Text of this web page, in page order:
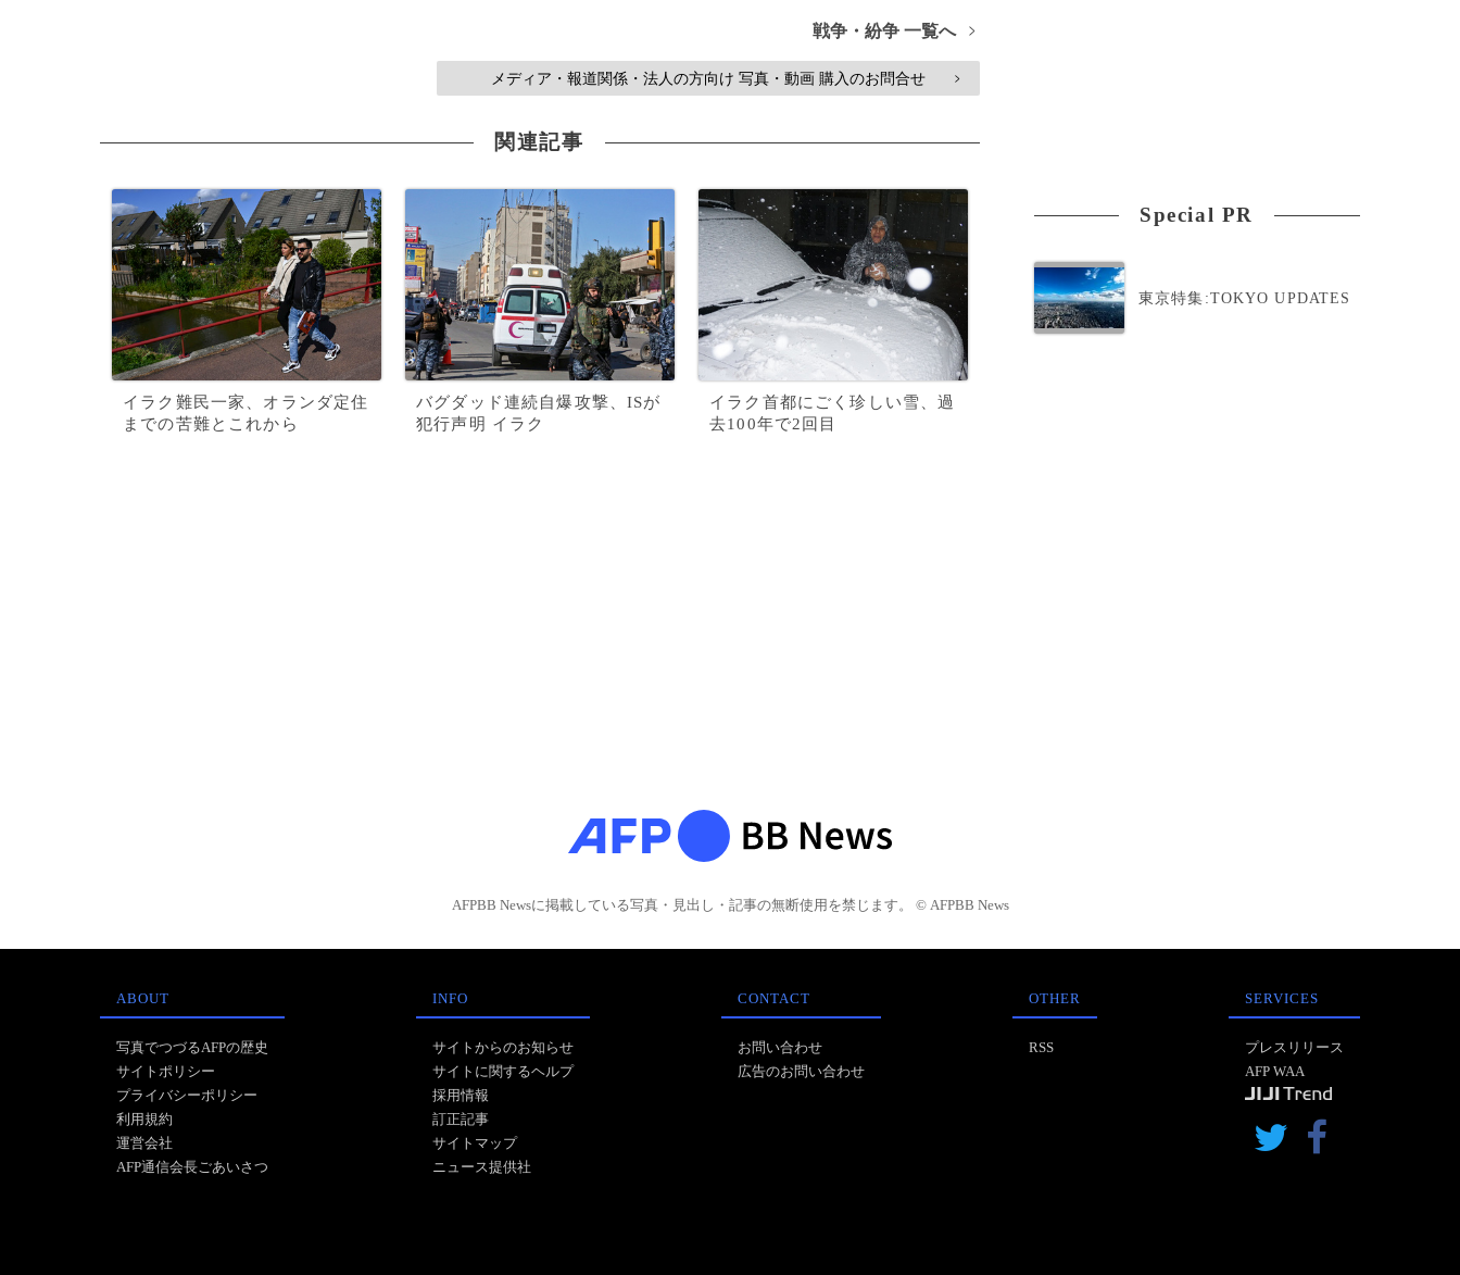
戦争・紛争 一覧へ >
メディア・報道関係・法人の方向け 写真・動画 購入のお問合せ >
関連記事
イラク難民一家、オランダ定住
までの苦難とこれから
バグダッド連続自爆攻撃、ISが
犯行声明 イラク
イラク首都にごく珍しい雪、過
去100年で2回目
Special PR
東京特集:TOKYO UPDATES
AFPBB Newsに掲載している写真・見出し・記事の無断使用を禁じます。 © AFPBB News
ABOUT
写真でつづるAFPの歴史
サイトポリシー
プライバシーポリシー
利用規約
運営会社
AFP通信会長ごあいさつ
INFO
サイトからのお知らせ
サイトに関するヘルプ
採用情報
訂正記事
サイトマップ
ニュース提供社
CONTACT
お問い合わせ
広告のお問い合わせ
OTHER
RSS
SERVICES
プレスリリース
AFP WAA